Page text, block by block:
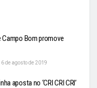
Bom promove
6 de agosto de 2019
aposta no ‘CRI CRI CRI’